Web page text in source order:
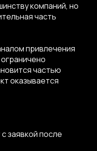
компаний, но
часть
привлечения
частью
оказывается
заявкой после